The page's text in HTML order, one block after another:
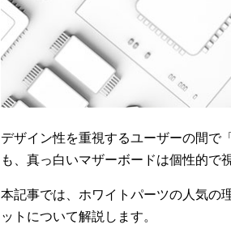
デザイン性を重視するユーザーの間で
も、真っ白いマザーボードは個性的で
本記事では、ホワイトパーツの人気の
ットについて解説します。